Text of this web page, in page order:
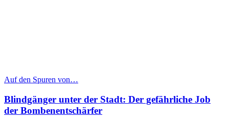
Auf den Spuren von…
Blindgänger unter der Stadt: Der gefährliche Job
der Bombenentschärfer